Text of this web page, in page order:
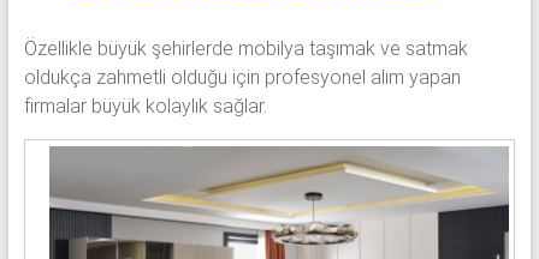
Özellikle büyük şehirlerde mobilya taşımak ve satmak
oldukça zahmetli olduğu için profesyonel alım yapan
firmalar büyük kolaylık sağlar.